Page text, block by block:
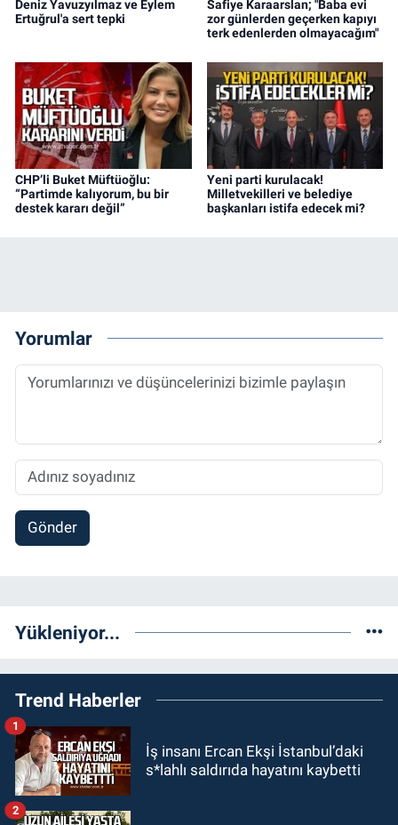
Deniz Yavuzyılmaz ve Eylem
Ertuğrul'a sert tepki
Safiye Karaarslan; "Baba evi
zor günlerden geçerken kapıyı
terk edenlerden olmayacağım"
CHP’li Buket Müftüoğlu:
“Partimde kalıyorum, bu bir
destek kararı değil”
Yeni parti kurulacak!
Milletvekilleri ve belediye
başkanları istifa edecek mi?
Yorumlar
Gönder
Yükleniyor...
Trend Haberler
İş insanı Ercan Ekşi İstanbul’daki
s*lahlı saldırıda hayatını kaybetti
1
2